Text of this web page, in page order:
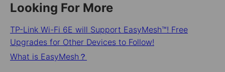
Looking For More
TP-Link Wi-Fi 6E will Support EasyMesh™! Free
Upgrades for Other Devices to Follow!
What is EasyMesh？